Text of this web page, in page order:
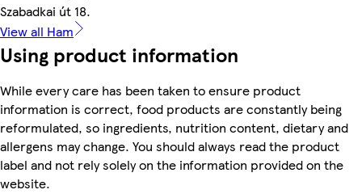
Szabadkai út 18.
View all Ham
Using product information
While every care has been taken to ensure product
information is correct, food products are constantly being
reformulated, so ingredients, nutrition content, dietary and
allergens may change. You should always read the product
label and not rely solely on the information provided on the
website.